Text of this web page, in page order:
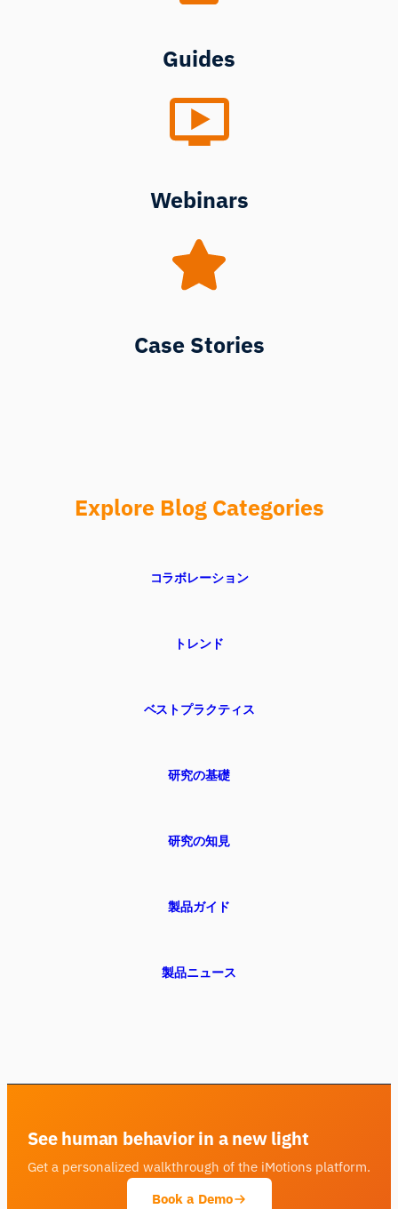
Guides
Webinars
Case Stories
Explore Blog Categories
コラボレーション
トレンド
ベストプラクティス
研究の基礎
研究の知見
製品ガイド
製品ニュース
See human behavior in a new light
Get a personalized walkthrough of the iMotions platform.
Book a Demo